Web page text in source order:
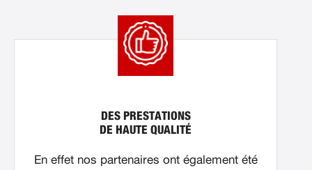
DES PRESTATIONS
DE HAUTE QUALITÉ
En effet nos partenaires ont également été